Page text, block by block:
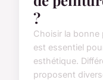
?
Choisir la bonne
est essentiel
esthétique.
proposent